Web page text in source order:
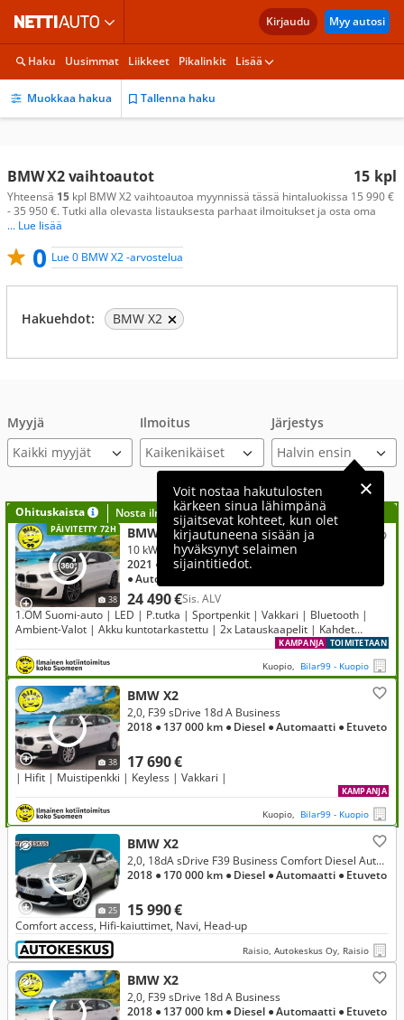
Kirjaudu Myy autosi
Haku Uusimmat Liikkeet Pikalinkit Lisää
Muokkaa hakua Tallenna haku
15 kpl
BMW X2 vaihtoautot
Yhteensä 15 kpl BMW X2 vaihtoautoa myynnissä tässä hintaluokissa 15 990 €
- 35 950 €. Tutki alla olevasta listauksesta parhaat ilmoitukset ja osta oma
... Lue lisää
0 Lue 0 BMW X2 -arvostelua
Hakuehdot: BMW X2
Myyjä
Kaikki myyjät
Ilmoitus Järjestys
Voit nostaa hakutulosten
kärkeen sinua lähimpänä
sijaitsevat kohteet, kun olet
kirjautuneena sisään ja
hyväksynyt selaimen
sijaintitiedot.
Ohituskaista Nosta ilmoituksesi tähän?
PÄIVITETTY 72H
38
BMW X2
24 490 €Sis. ALV
10 kWh, F39 xDrive 25e A Charged Edition M sport
2021 ● 63 000 km● Hybridi (bensiini/sähkö)
● Automaatti
1.OM Suomi-auto | LED | P.tutka | Sportpenkit | Vakkari | Bluetooth |
Ambient-Valot | Akku kuntotarkastettu | 2x Latauskaapelit | Kahdet
TOIMITETAAN
KAMPANJA
Kuopio, Bilar99 - Kuopio
38
BMW X2
17 690 €
2,0, F39 sDrive 18d A Business
2018 ● 137 000 km ● Diesel ● Automaatti ● Etuveto
| Hifit | Muistipenkki | Keyless | Vakkari |
KAMPANJA
Kuopio, Bilar99 - Kuopio
25
BMW X2
15 990 €
2,0, 18dA sDrive F39 Business Comfort Diesel Automaatti
2018 ● 170 000 km ● Diesel ● Automaatti ● Etuveto
Comfort access, Hifi-kaiuttimet, Navi, Head-up
Raisio, Autokeskus Oy, Raisio
BMW X2
2,0, F39 sDrive 18d A Business
2018 ● 137 000 km ● Diesel ● Automaatti ● Etuveto